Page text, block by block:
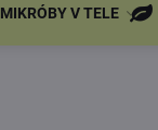
MIKRÓBY V TELE